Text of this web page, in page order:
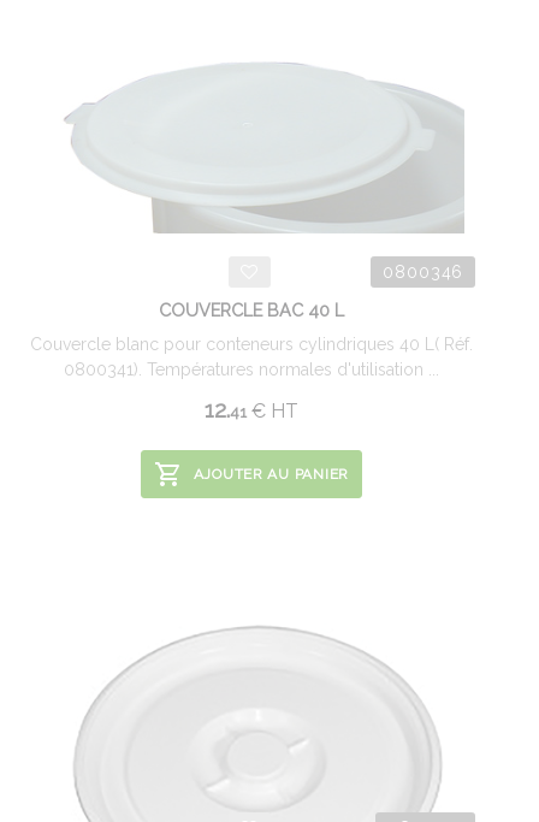
0800346
COUVERCLE BAC 40 L
Couvercle blanc pour conteneurs cylindriques 40 L( Réf.
0800341). Températures normales d'utilisation ...
12.41 € HT
AJOUTER AU PANIER